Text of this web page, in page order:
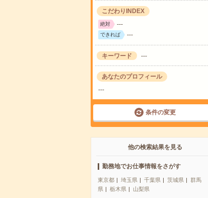
こだわりINDEX
絶対 ---
できれば ---
キーワード ---
あなたのプロフィール
---
条件の変更
他の検索結果を見る
勤務地でお仕事情報をさがす
東京都 埼玉県 千葉県 茨城県
群馬
県
栃木県 山梨県